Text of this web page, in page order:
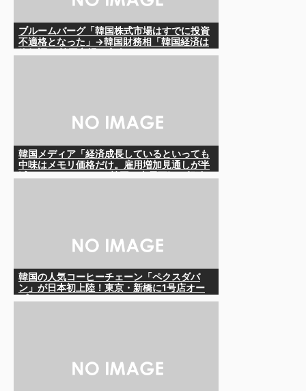
ブルームバーグ「韓国株式市場はすでに投資
不適格となった」→韓国財務相「韓国経済は
韓国メディア「経済成長しているといっても
中味はメモリ価格だけ。雇用増加見通しが半
韓国の人気コーヒーチェーン「ペクスダバ
ン」が日本初上陸！東京・新橋に1号店オー